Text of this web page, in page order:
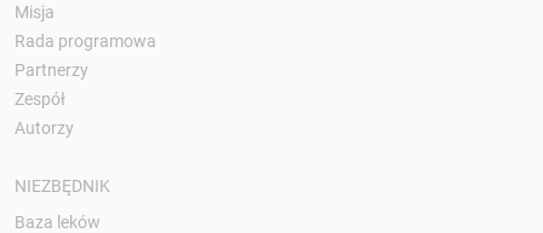
Misja
Rada programowa
Partnerzy
Zespół
Autorzy
NIEZBĘDNIK
Baza leków